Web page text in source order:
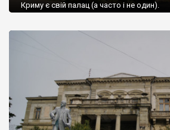
Криму є свій палац (а часто і не один).